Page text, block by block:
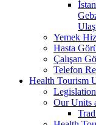
Yemek
Hasta
Çalışan
Telefon
Health Tourism
Legislation
Our Units